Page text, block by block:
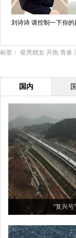
刘诗诗 请控制一下你的
标签： 俊男靓女 开跑 青春
国内
“复兴号